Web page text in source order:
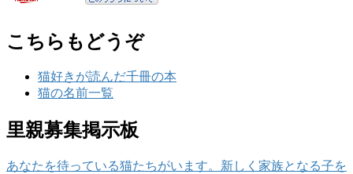
こちらもどうぞ
猫好きが読んだ千冊の本
猫の名前一覧
里親募集掲示板
あなたを待っている猫たちがいます。新しく家族となる子を